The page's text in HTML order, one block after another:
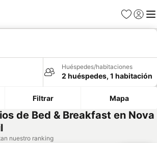
Favoritos
Iniciar
Huéspedes/habitaciones
2 huéspedes, 1 habitación
Filtrar Mapa
de Bed & Breakfast en Nova
nuestro ranking